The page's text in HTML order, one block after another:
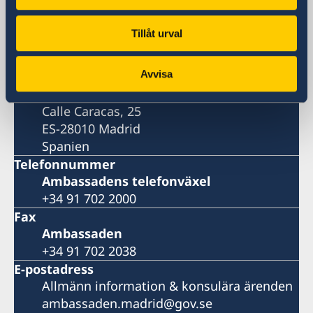
Tillåt urval
Avvisa
Calle Caracas, 25
Madrid
Embajada de Suecia
Calle Caracas, 25
ES-28010 Madrid
Spanien
Telefonnummer
Ambassadens telefonväxel
+34 91 702 2000
Fax
Ambassaden
+34 91 702 2038
E-postadress
Allmänn information & konsulära ärenden
ambassaden.madrid@gov.se